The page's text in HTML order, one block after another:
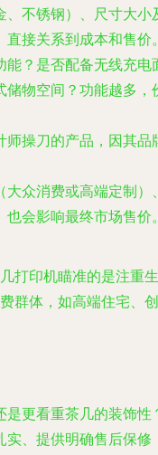
、不锈钢）、尺寸大小
直接关系到成本和售价
能？是否配备无线充电
储物空间？功能越多，
师操刀的产品，因其品
大众消费或高端定制）
也会影响最终市场售价
打印机瞄准的是注重生
群体，如高端住宅、创
是更看重茶几的装饰性
实、提供明确售后保修